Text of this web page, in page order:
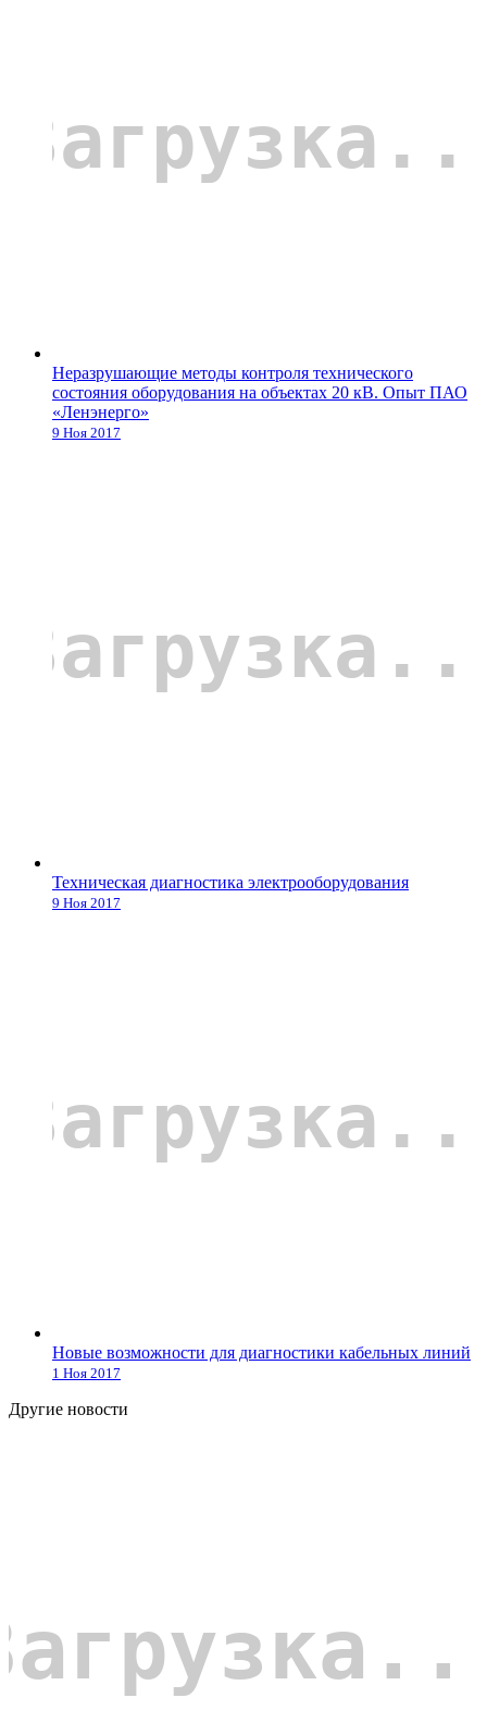
Неразрушающие методы контроля технического
состояния оборудования на объектах 20 кВ. Опыт ПАО
«Ленэнерго»
9 Ноя 2017
Техническая диагностика электрооборудования
9 Ноя 2017
Новые возможности для диагностики кабельных линий
1 Ноя 2017
Другие новости